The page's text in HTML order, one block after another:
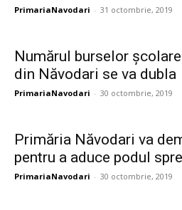
PrimariaNavodari - 31 octombrie, 2019
Numărul burselor
din Năvodari se va dubla
PrimariaNavodari - 30 octombrie, 2019
Primăria Năvodari va
pentru a aduce podul
PrimariaNavodari - 30 octombrie, 2019